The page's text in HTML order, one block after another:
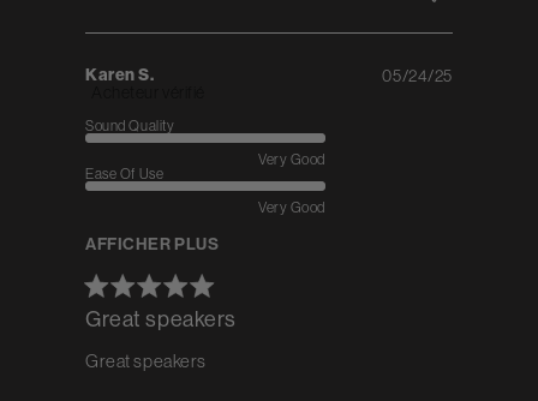
Karen S.
Great speakers
Great speakers
Sound Quality
Very Good
Ease Of Use
Very Good
AFFICHER PLUS
Published
05/24/25